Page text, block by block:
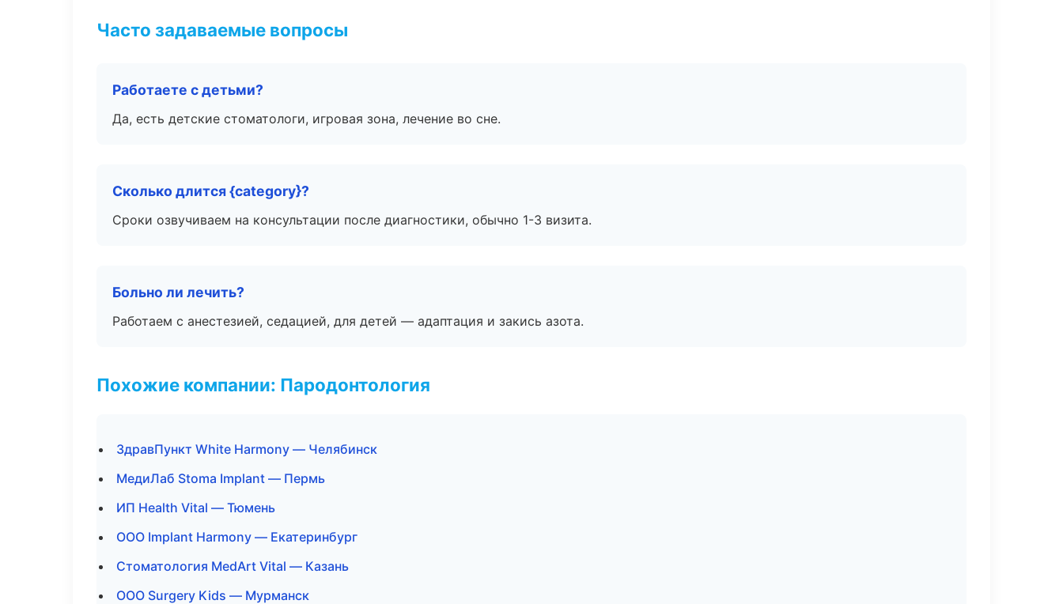
Часто задаваемые вопросы
Работаете с детьми?
Да, есть детские стоматологи, игровая зона, лечение во сне.
Сколько длится {category}?
Сроки озвучиваем на консультации после диагностики, обычно 1-3 визита.
Больно ли лечить?
Работаем с анестезией, седацией, для детей — адаптация и закись азота.
Похожие компании: Пародонтология
ЗдравПункт White Harmony — Челябинск
МедиЛаб Stoma Implant — Пермь
ИП Health Vital — Тюмень
ООО Implant Harmony — Екатеринбург
Стоматология MedArt Vital — Казань
ООО Surgery Kids — Мурманск